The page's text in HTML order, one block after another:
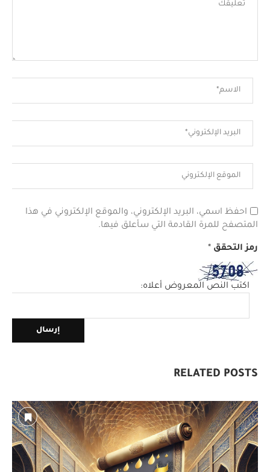
احفظ اسمي، البريد الإلكتروني، والموقع الإلكتروني في هذا
المتصفح للمرة القادمة التي سأعلق فيها.
رمز التحقق *
اكتب النص المعروض أعلاه:
RELATED POSTS